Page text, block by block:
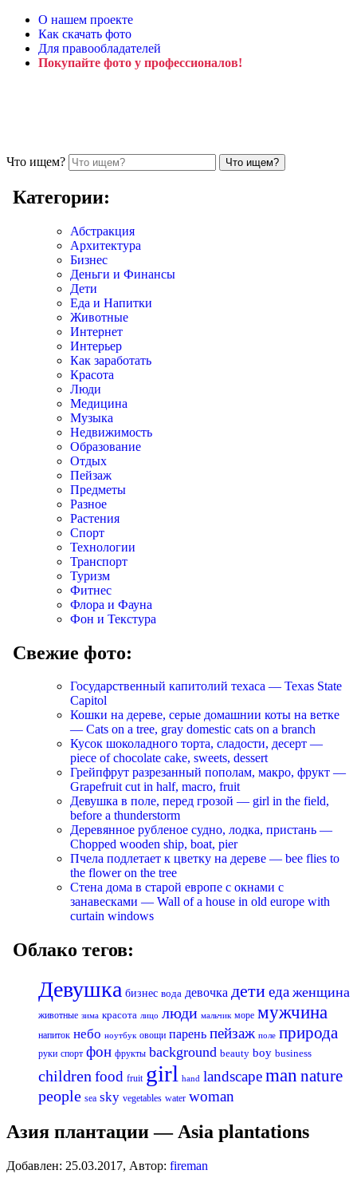
О нашем проекте
Как скачать фото
Для правообладателей
Покупайте фото у профессионалов!
Что ищем?
Категории:
Абстракция
Архитектура
Бизнес
Деньги и Финансы
Дети
Еда и Напитки
Животные
Интернет
Интерьер
Как заработать
Красота
Люди
Медицина
Музыка
Недвижимость
Образование
Отдых
Пейзаж
Предметы
Разное
Растения
Спорт
Технологии
Транспорт
Туризм
Фитнес
Флора и Фауна
Фон и Текстура
Свежие фото:
Государственный капитолий техаса — Texas State
Capitol
Кошки на дереве, серые домашнии коты на ветке
— Cats on a tree, gray domestic cats on a branch
Кусок шоколадного торта, сладости, десерт —
piece of chocolate cake, sweets, dessert
Грейпфрут разрезанный пополам, макро, фрукт —
Grapefruit cut in half, macro, fruit
Девушка в поле, перед грозой — girl in the field,
before a thunderstorm
Деревянное рубленое судно, лодка, пристань —
Chopped wooden ship, boat, pier
Пчела подлетает к цветку на дереве — bee flies to
the flower on the tree
Стена дома в старой европе с окнами с
занавесками — Wall of a house in old europe with
curtain windows
Облако тегов:
Девушка бизнес вода девочка детиеда женщина
животные зима красота лицо люди мальчик море мужчина
напиток небо ноутбук овощи парень пейзаж поле природа
руки спорт фон фрукты background beauty boy business
childrenfood fruit girl hand landscapeman nature
people sea sky vegetables water woman
Азия плантации — Asia plantations
Добавлен: 25.03.2017, Автор: fireman